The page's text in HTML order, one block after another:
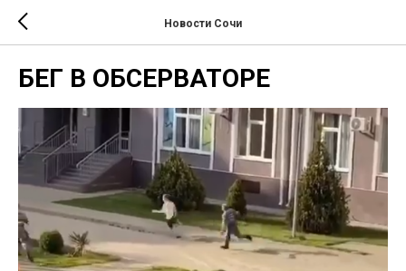
Новости Сочи
БЕГ В ОБСЕРВАТОРЕ